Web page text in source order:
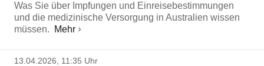
Was Sie über Impfungen und Einreisebestimmungen
und die medizinische Versorgung in Australien wissen
müssen.
Mehr
13.04.2026, 11:35 Uhr